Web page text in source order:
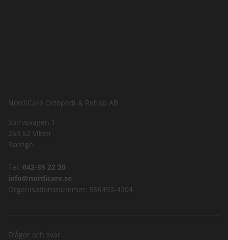
NordiCare Ortopedi & Rehab AB
Solrosvägen 1
263 62 Viken
Sverige
Tel. 042-35 22 20
info@nordicare.se
Organisationsnummer: 556493-4304
Frågor och svar